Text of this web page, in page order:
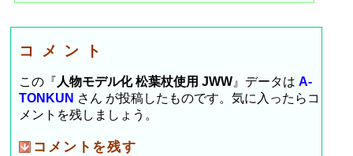
コメント
この『 人物モデル化 松葉杖使用 JWW 』データはA-
TONKUN さん が投稿したものです。気に入ったらコ
メントを残しましょう。
コメントを残す